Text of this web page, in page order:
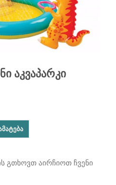
აკვაპარკი
გთხოვთ აირჩიოთ ჩვენი